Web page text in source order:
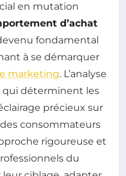
en mutation
d’achat
fondamental
à se démarquer
marketing. L’analyse
qui déterminent les
précieux sur
consommateurs
rigoureuse et
du